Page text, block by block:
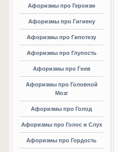
Афоризмы про Героизм
Афоризмы про Гигиену
Афоризмы про Гипотезу
Афоризмы про Глупость
Афоризмы про Гнев
Афоризмы про Головной
Мозг
Афоризмы про Голод
Афоризмы про Голос и Слух
Афоризмы про Гордость